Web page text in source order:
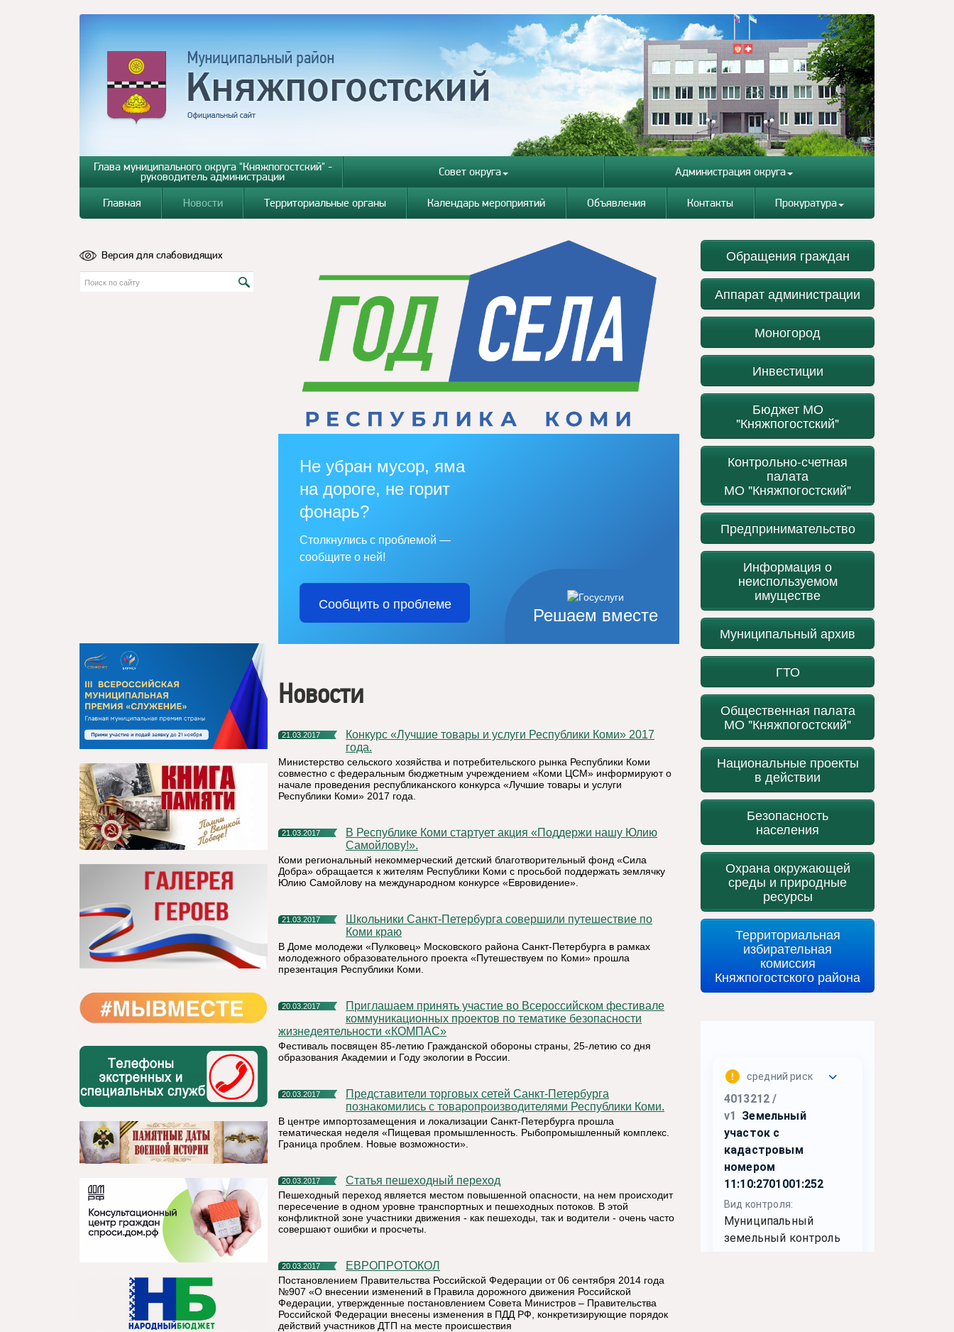
Глава муниципального округа "Княжпогостский" -
руководитель администрации Совет округа Администрация округа
Главная Новости Территориальные органы Календарь мероприятий Объявления Контакты Прокуратура
Версия для слабовидящих
Решаем вместе
Не убран мусор, яма
на дороге, не горит
фонарь?
Столкнулись с проблемой —
сообщите о ней!
Сообщить о проблеме
Новости
21.03.2017
Конкурс «Лучшие товары и услуги Республики Коми» 2017
года.
Министерство сельского хозяйства и потребительского рынка Республики Коми
совместно с федеральным бюджетным учреждением «Коми ЦСМ» информируют о
начале проведения республиканского конкурса «Лучшие товары и услуги
Республики Коми» 2017 года.
21.03.2017
В Республике Коми стартует акция «Поддержи нашу Юлию
Самойлову!».
Коми региональный некоммерческий детский благотворительный фонд «Сила
Добра» обращается к жителям Республики Коми с просьбой поддержать землячку
Юлию Самойлову на международном конкурсе «Евровидение».
21.03.2017
Школьники Санкт-Петербурга совершили путешествие по
Коми краю
В Доме молодежи «Пулковец» Московского района Санкт-Петербурга в рамках
молодежного образовательного проекта «Путешествуем по Коми» прошла
презентация Республики Коми.
20.03.2017
Приглашаем принять участие во Всероссийском фестивале
коммуникационных проектов по тематике безопасности
жизнедеятельности «КОМПАС»
Фестиваль посвящен 85-летию Гражданской обороны страны, 25-летию со дня
образования Академии и Году экологии в России.
20.03.2017
Представители торговых сетей Санкт-Петербурга
познакомились с товаропроизводителями Республики Коми.
В центре импортозамещения и локализации Санкт-Петербурга прошла
тематическая неделя «Пищевая промышленность. Рыбопромышленный комплекс.
Граница проблем. Новые возможности».
20.03.2017 Статья пешеходный переход
Пешеходный переход является местом повышенной опасности, на нем происходит
пересечение в одном уровне транспортных и пешеходных потоков. В этой
конфликтной зоне участники движения - как пешеходы, так и водители - очень часто
совершают ошибки и просчеты.
20.03.2017 ЕВРОПРОТОКОЛ
Постановлением Правительства Российской Федерации от 06 сентября 2014 года
№907 «О внесении изменений в Правила дорожного движения Российской
Федерации, утвержденные постановлением Совета Министров – Правительства
Российской Федерации внесены изменения в ПДД РФ, конкретизирующие порядок
действий участников ДТП на месте происшествия
Обращения граждан
Аппарат администрации
Моногород
Инвестиции
Бюджет МО
"Княжпогостский"
Контрольно-счетная
палата
МО "Княжпогостский"
Предпринимательство
Информация о
неиспользуемом
имуществе
Муниципальный архив
ГТО
Общественная палата
МО "Княжпогостский"
Национальные проекты
в действии
Безопасность
населения
Охрана окружающей
среды и природные
ресурсы
Территориальная
избирательная
комиссия
Княжпогостского района